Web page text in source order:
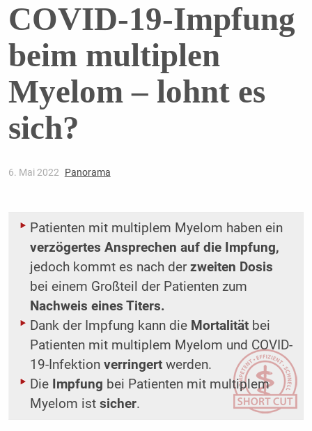
COVID-19-Impfung
beim multiplen
Myelom – lohnt es
sich?
6. Mai 2022 Panorama
Patienten mit multiplem Myelom haben ein
verzögertes Ansprechen auf die Impfung,
jedoch kommt es nach derzweiten Dosis
bei einem Großteil der Patienten zum
Nachweis eines Titers.
Dank der Impfung kann die Mortalitätbei
Patienten mit multiplem Myelom und COVID-
19-Infektion verringertwerden.
Die Impfung bei Patienten mit multiplem
Myelom ist sicher.